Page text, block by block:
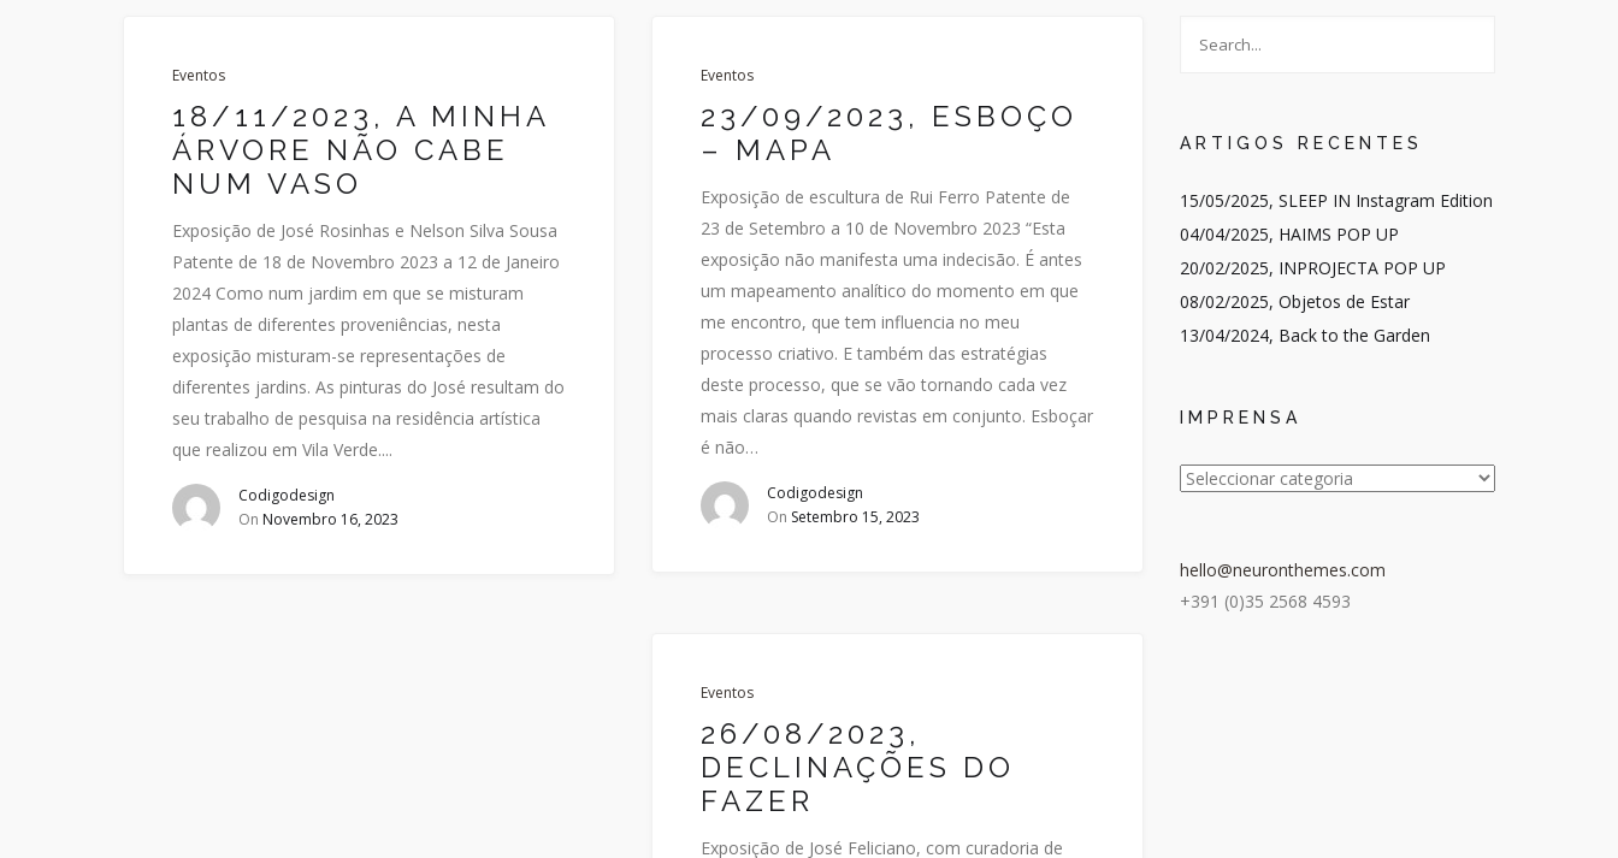
Eventos
18/11/2023, A MINHA
ÁRVORE NÃO CABE
NUM VASO
Exposição de José Rosinhas e Nelson Silva Sousa
Patente de 18 de Novembro 2023 a 12 de Janeiro
2024 Como num jardim em que se misturam
plantas de diferentes proveniências, nesta
exposição misturam-se representações de
diferentes jardins. As pinturas do José resultam do
seu trabalho de pesquisa na residência artística
que realizou em Vila Verde....
Codigodesign
On Novembro 16, 2023
Eventos
23/09/2023, ESBOÇO
– MAPA
Exposição de escultura de Rui Ferro Patente de
23 de Setembro a 10 de Novembro 2023 “Esta
exposição não manifesta uma indecisão. É antes
um mapeamento analítico do momento em que
me encontro, que tem influencia no meu
processo criativo. E também das estratégias
deste processo, que se vão tornando cada vez
mais claras quando revistas em conjunto. Esboçar
é não…
Codigodesign
On Setembro 15, 2023
Eventos
26/08/2023,
DECLINAÇÕES DO
FAZER
Exposição de José Feliciano, com curadoria de
ARTIGOS RECENTES
15/05/2025, SLEEP IN Instagram Edition
04/04/2025, HAIMS POP UP
20/02/2025, INPROJECTA POP UP
08/02/2025, Objetos de Estar
13/04/2024, Back to the Garden
IMPRENSA
IMPRENSA
hello@neuronthemes.com
+391 (0)35 2568 4593